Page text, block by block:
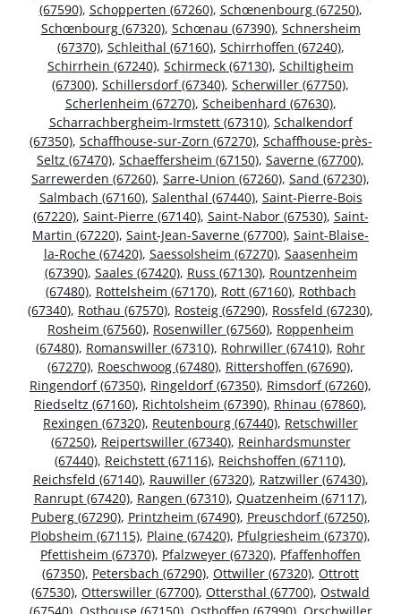
(67590), Schopperten (67260), Schœnenbourg (67250),
Schœnbourg (67320), Schœnau (67390), Schnersheim
(67370), Schleithal (67160), Schirrhoffen (67240),
Schirrhein (67240), Schirmeck (67130), Schiltigheim
(67300), Schillersdorf (67340), Scherwiller (67750),
Scherlenheim (67270), Scheibenhard (67630),
Scharrachbergheim-Irmstett (67310), Schalkendorf
(67350), Schaffhouse-sur-Zorn (67270), Schaffhouse-près-
Seltz (67470), Schaeffersheim (67150), Saverne (67700),
Sarrewerden (67260), Sarre-Union (67260), Sand (67230),
Salmbach (67160), Salenthal (67440), Saint-Pierre-Bois
(67220), Saint-Pierre (67140), Saint-Nabor (67530), Saint-
Martin (67220), Saint-Jean-Saverne (67700), Saint-Blaise-
la-Roche (67420), Saessolsheim (67270), Saasenheim
(67390), Saales (67420), Russ (67130), Rountzenheim
(67480), Rottelsheim (67170), Rott (67160), Rothbach
(67340), Rothau (67570), Rosteig (67290), Rossfeld (67230),
Rosheim (67560), Rosenwiller (67560), Roppenheim
(67480), Romanswiller (67310), Rohrwiller (67410), Rohr
(67270), Roeschwoog (67480), Rittershoffen (67690),
Ringendorf (67350), Ringeldorf (67350), Rimsdorf (67260),
Riedseltz (67160), Richtolsheim (67390), Rhinau (67860),
Rexingen (67320), Reutenbourg (67440), Retschwiller
(67250), Reipertswiller (67340), Reinhardsmunster
(67440), Reichstett (67116), Reichshoffen (67110),
Reichsfeld (67140), Rauwiller (67320), Ratzwiller (67430),
Ranrupt (67420), Rangen (67310), Quatzenheim (67117),
Puberg (67290), Printzheim (67490), Preuschdorf (67250),
Plobsheim (67115), Plaine (67420), Pfulgriesheim (67370),
Pfettisheim (67370), Pfalzweyer (67320), Pfaffenhoffen
(67350), Petersbach (67290), Ottwiller (67320), Ottrott
(67530), Otterswiller (67700), Ottersthal (67700), Ostwald